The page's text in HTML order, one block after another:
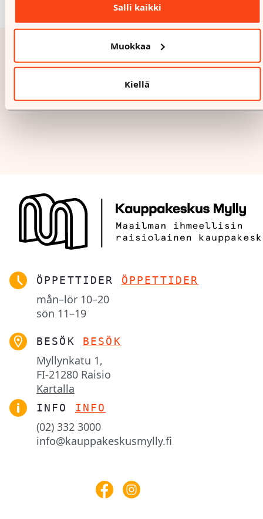
Salli kaikki
Muokkaa
Kiellä
ÖPPETTIDER ÖPPETTIDER
mån–lör 10–20
sön 11–19
BESÖK BESÖK
Myllynkatu 1,
FI-21280 Raisio
Kartalla
INFO INFO
(02) 332 3000
info@kauppakeskusmylly.fi